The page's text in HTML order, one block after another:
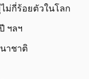
ม่กี่ร้อยตัวในโลก
ฯลฯ
าชาติ